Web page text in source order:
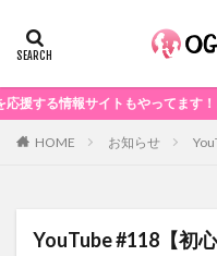
サイトもやってます！コチラか
HOME お知らせ
YouTube #118【初